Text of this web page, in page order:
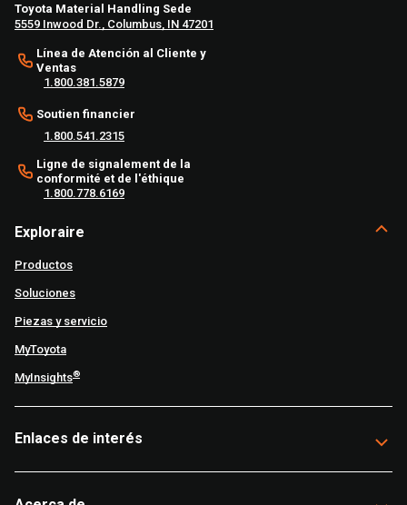
Toyota Material Handling Sede
5559 Inwood Dr., Columbus, IN 47201
Línea de Atención al Cliente y
Ventas
1.800.381.5879
Soutien financier
1.800.541.2315
Ligne de signalement de la
conformité et de l'éthique
1.800.778.6169
Exploraire
Productos
Soluciones
Piezas y servicio
MyToyota
MyInsights®
Enlaces de interés